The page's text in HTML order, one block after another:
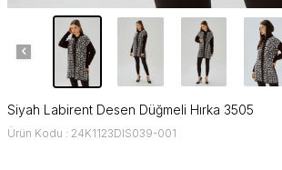
Siyah Labirent Desen Düğmeli Hırka 3505
Ürün Kodu : 24K1123DIS039-001